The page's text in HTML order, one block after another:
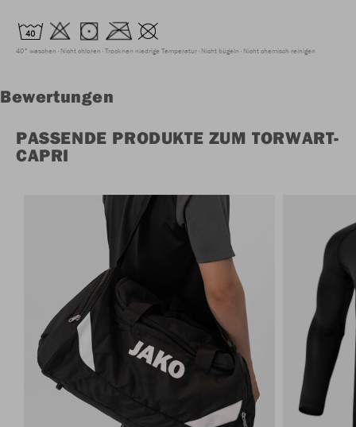
40° waschen Nicht chloren Trocknen niedrige Temperatur Nicht bügeln Nicht chemisch reinigen
Bewertungen
PASSENDE PRODUKTE ZUM TORWART-
CAPRI